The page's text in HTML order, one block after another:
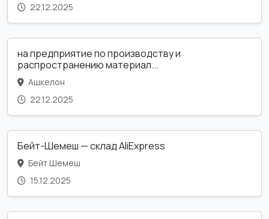
22.12.2025
на предприятие по производству и
распространению материал...
Ашкелон
22.12.2025
Бейт-Шемеш — склад AliExpress
Бейт Шемеш
15.12.2025